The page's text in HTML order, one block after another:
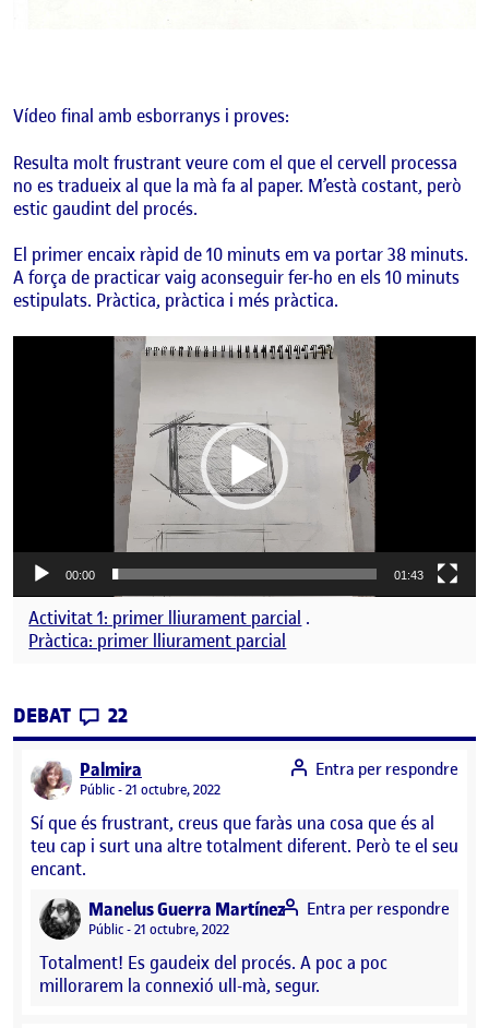
Vídeo final amb esborranys i proves:
Resulta molt frustrant veure com el que el cervell processa
no es tradueix al que la mà fa al paper. M’està costant, però
estic gaudint del procés.
El primer encaix ràpid de 10 minuts em va portar 38 minuts.
A força de practicar vaig aconseguir fer-ho en els 10 minuts
estipulats. Pràctica, pràctica i més pràctica.
00:00 01:43
Activitat 1: primer lliurament parcial .
Pràctica: primer lliurament parcial
DEBAT CONTRIBUTIONS
22EL PAC1-LLIURAMENT PARCIAL 1
Palmira
Visibilitat:
Públic 21 octubre, 2022
Sí que és frustrant, creus que faràs una cosa que és al
teu cap i surt una altre totalment diferent. Però te el seu
encant.
Entra per respondre
Manelus Guerra Martínezsays:
Visibilitat:
Públic 21 octubre, 2022
Totalment! Es gaudeix del procés. A poc a poc
millorarem la connexió ull-mà, segur.
Entra per respondre